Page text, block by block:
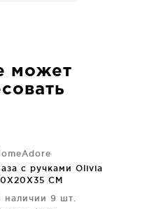
может
с ручками Olivia
CM
наличии 9 шт.